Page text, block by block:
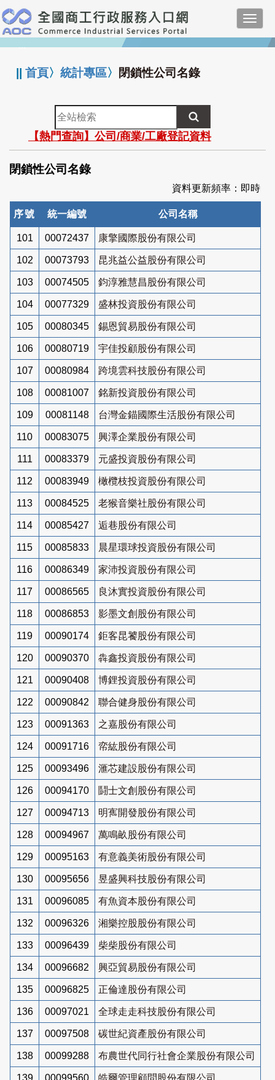
跳
到
主
要
:::
||首頁〉統計專區〉 閉鎖性公司名錄
全
站
檢
索
【熱門查詢】公司/商業/工廠登記資料
閉鎖性公司名錄
資料更新頻率：即時
序號 統一編號 公司名稱
101 00072437 康擎國際股份有限公司
102 00073793 昆兆益公益股份有限公司
103 00074505 鈞淳雅慧昌股份有限公司
104 00077329 盛林投資股份有限公司
105 00080345 錫恩貿易股份有限公司
106 00080719 宇佳投顧股份有限公司
107 00080984 跨境雲科技股份有限公司
108 00081007 銘新投資股份有限公司
109 00081148 台灣金錨國際生活股份有限公司
110 00083075 興澤企業股份有限公司
111 00083379 元盛投資股份有限公司
112 00083949 橄欖枝投資股份有限公司
113 00084525 老猴音樂社股份有限公司
114 00085427 逅巷股份有限公司
115 00085833 晨星環球投資股份有限公司
116 00086349 家沛投資股份有限公司
117 00086565 良沐實投資股份有限公司
118 00086853 影墨文創股份有限公司
119 00090174 鉅客昆饕股份有限公司
120 00090370 犇鑫投資股份有限公司
121 00090408 博鋰投資股份有限公司
122 00090842 聯合健身股份有限公司
123 00091363 之嘉股份有限公司
124 00091716 帟紘股份有限公司
125 00093496 滙芯建設股份有限公司
126 00094170 鬪士文創股份有限公司
127 00094713 明寯開發股份有限公司
128 00094967 萬鳴畝股份有限公司
129 00095163 有意義美術股份有限公司
130 00095656 昱盛興科技股份有限公司
131 00096085 有魚資本股份有限公司
132 00096326 湘樂控股股份有限公司
133 00096439 柴柴股份有限公司
134 00096682 興亞貿易股份有限公司
135 00096825 正倫達股份有限公司
136 00097021 全球走走科技股份有限公司
137 00097508 碳世紀資產股份有限公司
138 00099288 布農世代同行社會企業股份有限公司
139 00099560 皓爾管理顧問股份有限公司